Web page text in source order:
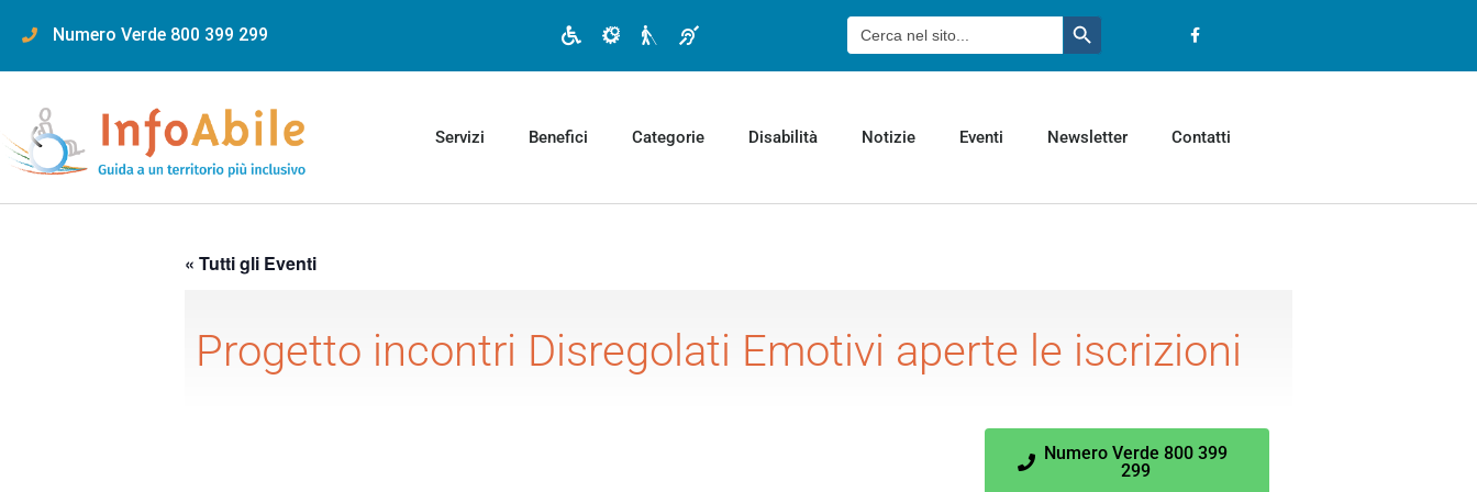
Numero Verde 800 399 299 Disabilità motoria
Disabilità cognitiva
Disabilità visiva
Cerca: Pulsante ricerca
Servizi Benefici Categorie Disabilità Notizie Eventi Newsletter Contatti
« Tutti gli Eventi
Progetto incontri Disregolati Emotivi aperte le iscrizioni
Numero Verde 800 399
299